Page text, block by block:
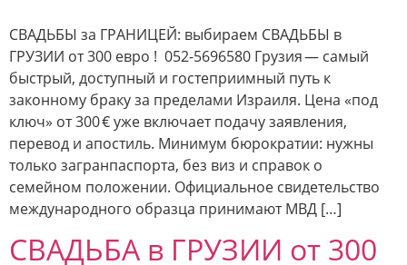
СВАДЬБЫ за ГРАНИЦЕЙ: выбираем СВАДЬБЫ в
ГРУЗИИ от 300 евро ! 052-5696580 Грузия — самый
быстрый, доступный и гостеприимный путь к
законному браку за пределами Израиля. Цена «под
ключ» от 300 € уже включает подачу заявления,
перевод и апостиль. Минимум бюрократии: нужны
только загранпаспорта, без виз и справок о
семейном положении. Официальное свидетельство
международного образца принимают МВД […]
СВАДЬБА в ГРУЗИИ от 300